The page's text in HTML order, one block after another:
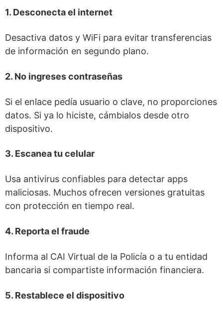
1. Desconecta el internet
Desactiva datos y WiFi para evitar transferencias
de información en segundo plano.
2. No ingreses contraseñas
Si el enlace pedía usuario o clave, no proporciones
datos. Si ya lo hiciste, cámbialos desde otro
dispositivo.
3. Escanea tu celular
Usa antivirus confiables para detectar apps
maliciosas. Muchos ofrecen versiones gratuitas
con protección en tiempo real.
4. Reporta el fraude
Informa al CAI Virtual de la Policía o a tu entidad
bancaria si compartiste información financiera.
5. Restablece el dispositivo